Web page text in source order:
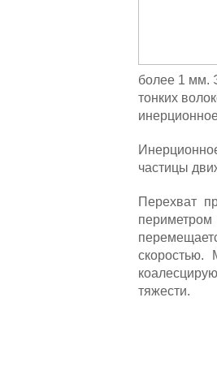
более 1 мм.
тонких
частицы
Перехват
скоростью.
тяжести.